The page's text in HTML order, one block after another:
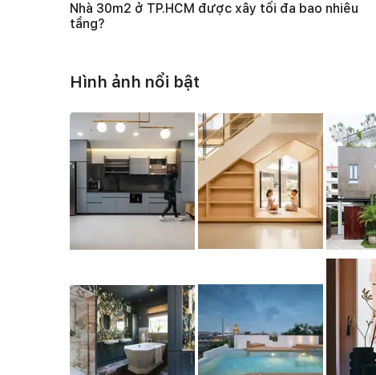
Nhà 30m2 ở TP.HCM được xây tối đa bao nhiêu
tầng?
Hình ảnh nổi bật